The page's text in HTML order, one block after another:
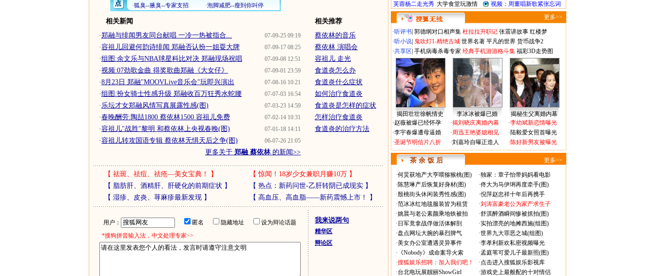
相关新闻
07-09-25 09:19
·郑融与绯闻男友同台献唱 一冷一热被指合...
07-09-17 08:25
·容祖儿回避何韵诗绯闻 郑融否认扮一姐耍大牌
07-09-08 12:51
·组图:余文乐与NBA球星科比对决 郑融现场祝唱
07-09-01 23:59
·视频:07劲歌金曲 得奖歌曲郑融《大女仔》
07-08-16 10:21
·8月23日 郑融"MOOVLive音乐会"玩即兴演出
07-07-03 16:54
·组图:扮女骑士性感升级 郑融收百万狂秀水蛇腰
07-03-23 14:59
· 乐坛才女郑融风情写真展露性感(图)
07-02-14 10:31
·春晚酬劳:陶喆1800 蔡依林1500 容祖儿免费
07-01-18 14:11
·容祖儿"战胜"黎明 和蔡依林上央视春晚(图)
06-07-26 21:05
·容祖儿转攻国语专辑 蔡依林无惧天后之争(图)
更多关于 郑融 蔡依林的新闻>>
相关推荐
蔡依林的音乐
蔡依林 演唱会
容祖儿 走光
食道炎怎么办
食道炎什么症状
如何治疗食道炎
食道炎是怎样的症状
怎样治疗食道炎
食道炎的治疗方法
【 祛斑、祛痘、祛疮—美女宝典！ 】 【惊闻！18岁少女兼职月赚10万】
【 脂肪肝、酒精肝、肝硬化的前期症状 】 【 热点：新药问世-乙肝转阴已成现实】
【 湿疹、皮炎、荨麻疹最新发现】 【 高血压、高血脂——新药震憾上市！ 】
用户： 匿名 隐藏地址
设为辩论话题
*搜狗拼音输入法，中文处理专家>>
我来说两句
精华区
辩论区
芙蓉杨二走光秀 大学食堂玩激情
视频：周董唱新歌紧张忘词
更多>>
·听评书 郭德纲对口相声集 杜拉拉升职记 张震讲故事 红楼梦
·听小说 鬼吹灯1-精绝古城 世界名著 平凡的世界 货币战争2
·共享区 手机病毒杀毒专家 经典手机游游格斗集 福彩3D走势图
揭田壮壮徐帆情史 李冰冰被爆已婚
揭秘生父离婚内幕
·赵薇被爆已经怀孕
·李宇春爆遭母逼婚
·圣诞节明信片八折
·揭刘晓庆离婚内幕
·周迅王艳婆媳相见
·刘嘉玲自曝正造人
·李幼斌新恋情曝光
·陆毅爱女照首曝光
·陈好新男友被曝光
茶 余 饭 后 更多>>
·何炅获地产大亨喂猕猴桃(图) ·独家：章子怡带妈妈看电影
·陈慧琳产后恢复好身材(图) ·佟大为马伊琍再度牵手(图)
·殷桃街头休闲装秀性感(图) ·倪萍赵忠祥十年后再携手
·范冰冰红地毯服装皆为租赁 ·刘涛富豪老公为家产求生子
·姚晨与老公素颜乘地铁被拍 ·舒淇醉酒瞬间惨被抓拍(图)
· 日军竟拿战俘做活体解剖 ·实拍漂亮的地摊西施(组图)
·盘点网坛大腕的暴烈脾气 ·世界九大罪恶之城(组图)
·美女办公室遭遇灵异事件 ·李孝利新欢私密视频曝光
· 《Nobody》成命案导火索 ·孟庭苇可爱儿子最新照(图)
·搜狐娱乐招聘：加入我们吧！ ·点击进入搜狐娱乐影视库
·台北电玩展靓丽ShowGirl ·游戏史上最般配的十对情侣